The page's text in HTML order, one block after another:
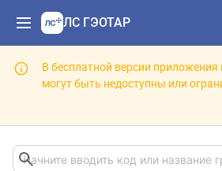
ЛС ГЭОТАР
В бесплатной версии
могут быть недоступны или